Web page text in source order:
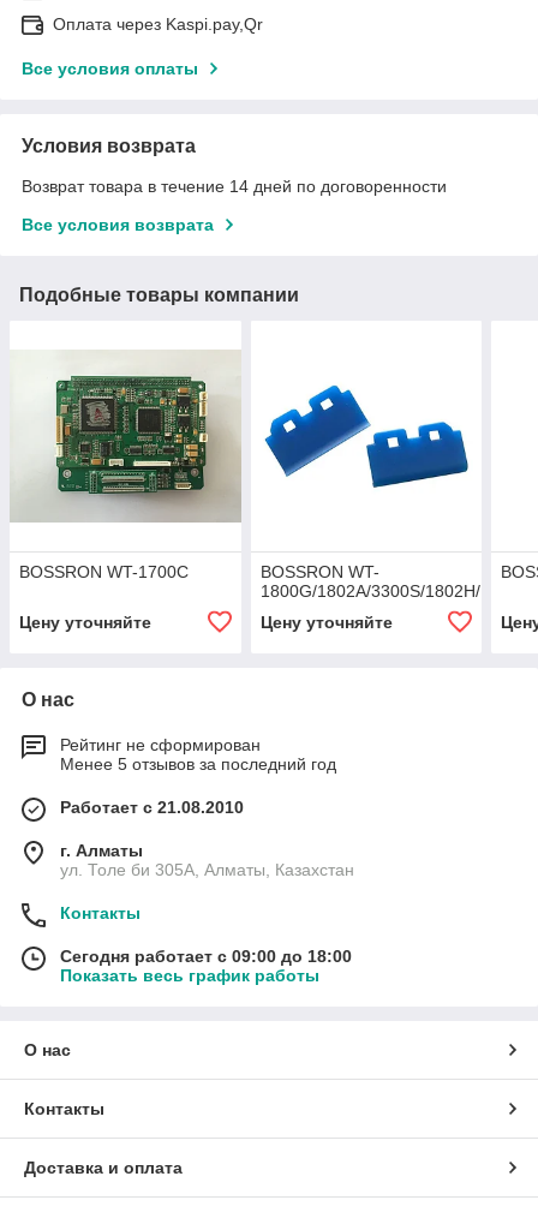
Оплата через Kaspi.pay,Qr
Все условия оплаты
Условия возврата
Возврат товара в течение 14 дней по договоренности
Все условия возврата
Подобные товары компании
BOSSRON WT-1700C
Цену уточняйте
BOSSRON WT-
1800G/1802A/3300S/1802H/1802B
Цену уточняйте
О нас
Рейтинг не сформирован
Менее 5 отзывов за последний год
Работает с 21.08.2010
г. Алматы
ул. Толе би 305А, Алматы, Казахстан
Контакты
Сегодня работает с 09:00 до 18:00
Показать весь график работы
О нас
Контакты
Доставка и оплата